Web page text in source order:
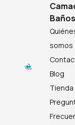
Baños
somos
Blog
Tienda